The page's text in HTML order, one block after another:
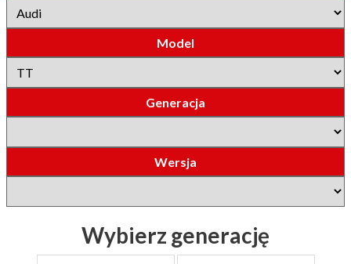
Model
Generacja
Wersja
Wybierz generację